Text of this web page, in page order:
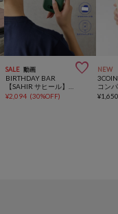
SALE 動画 
BIRTHDAY BAR
¥2,094 (30%OFF)
NEW
¥